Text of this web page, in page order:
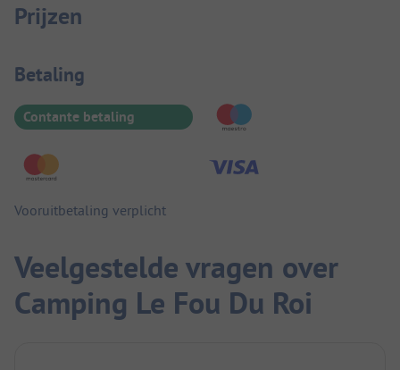
Prijzen
Betaalinformatie
Betaling
Contante betaling
Vooruitbetaling verplicht
Veelgestelde vragen over
Camping Le Fou Du Roi